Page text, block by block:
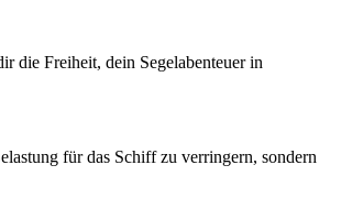
die Freiheit, dein Segelabenteuer in
für das Schiff zu verringern, sondern